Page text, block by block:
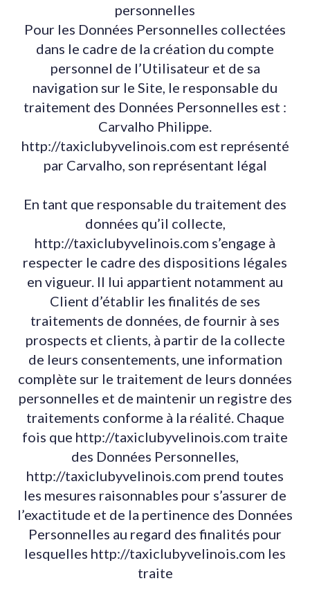
personnelles
Pour les Données Personnelles collectées
dans le cadre de la création du compte
personnel de l’Utilisateur et de sa
navigation sur le Site, le responsable du
traitement des Données Personnelles est :
Carvalho Philippe.
http://taxiclubyvelinois.com est représenté
par Carvalho, son représentant légal
En tant que responsable du traitement des
données qu’il collecte,
http://taxiclubyvelinois.com s’engage à
respecter le cadre des dispositions légales
en vigueur. Il lui appartient notamment au
Client d’établir les finalités de ses
traitements de données, de fournir à ses
prospects et clients, à partir de la collecte
de leurs consentements, une information
complète sur le traitement de leurs données
personnelles et de maintenir un registre des
traitements conforme à la réalité. Chaque
fois que http://taxiclubyvelinois.com traite
des Données Personnelles,
http://taxiclubyvelinois.com prend toutes
les mesures raisonnables pour s’assurer de
l’exactitude et de la pertinence des Données
Personnelles au regard des finalités pour
lesquelles http://taxiclubyvelinois.com les
traite